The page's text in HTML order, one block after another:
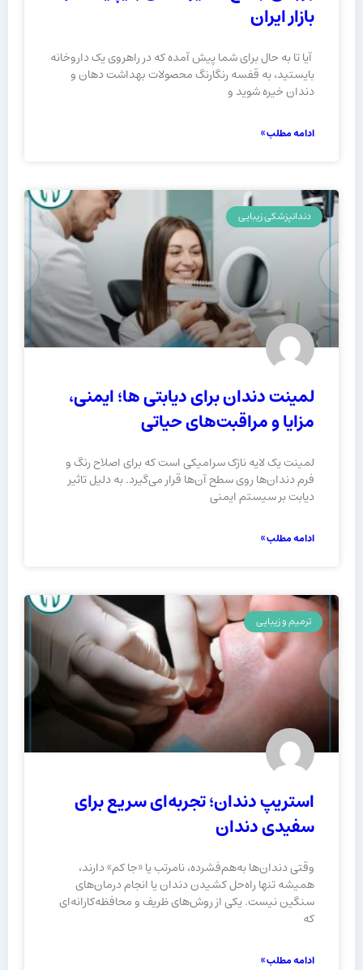
بازار ایران
آیا تا به حال برای شما پیش آمده که در راهروی یک داروخانه
بایستید، به قفسه رنگارنگ محصولات بهداشت دهان و
دندان خیره شوید و
ادامه مطلب »
دندانپزشکی زیبایی
لمینت دندان برای دیابتی ها؛ ایمنی،
مزایا و مراقبت‌های حیاتی
لمینت یک لایه نازک سرامیکی است که برای اصلاح رنگ و
فرم دندان‌ها روی سطح آن‌ها قرار می‌گیرد. به دلیل تاثیر
دیابت بر سیستم ایمنی
ادامه مطلب »
ترمیم و زیبایی
استریپ دندان؛ تجربه‌ای سریع برای
سفیدی دندان
وقتی دندان‌ها به‌هم‌فشرده، نامرتب یا «جا کم» دارند،
همیشه تنها راه‌حل کشیدن دندان یا انجام درمان‌های
سنگین نیست. یکی از روش‌های ظریف و محافظه‌کارانه‌ای
که
ادامه مطلب »